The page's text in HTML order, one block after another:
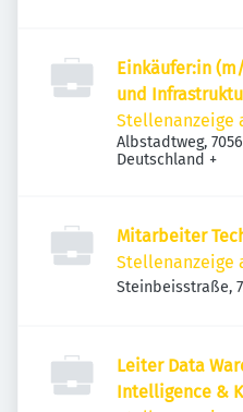
Einkäufer:in
und
Stellenanzeige
Albstadtweg,
Deutschland +
Mitarbeiter
Stellenanzeige
Steinbeisstraße,
Leiter Data
Intelligence &